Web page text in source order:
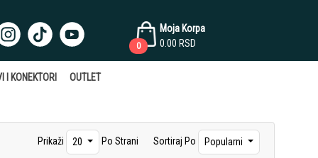
Moja Korpa
0.00 RSD
0
I KONEKTORI OUTLET
Prikaži 20 Po Strani Sortiraj Po Popularni